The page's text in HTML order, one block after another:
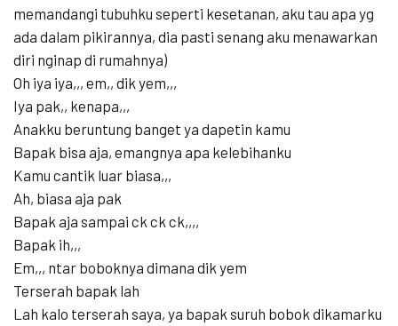
memandangi tubuhku seperti kesetanan, aku tau apa yg
ada dalam pikirannya, dia pasti senang aku menawarkan
diri nginap di rumahnya)
Oh iya iya,,, em,, dik yem,,,
Iya pak,, kenapa,,,
Anakku beruntung banget ya dapetin kamu
Bapak bisa aja, emangnya apa kelebihanku
Kamu cantik luar biasa,,,
Ah, biasa aja pak
Bapak aja sampai ck ck ck,,,,
Bapak ih,,,
Em,,, ntar boboknya dimana dik yem
Terserah bapak lah
Lah kalo terserah saya, ya bapak suruh bobok dikamarku